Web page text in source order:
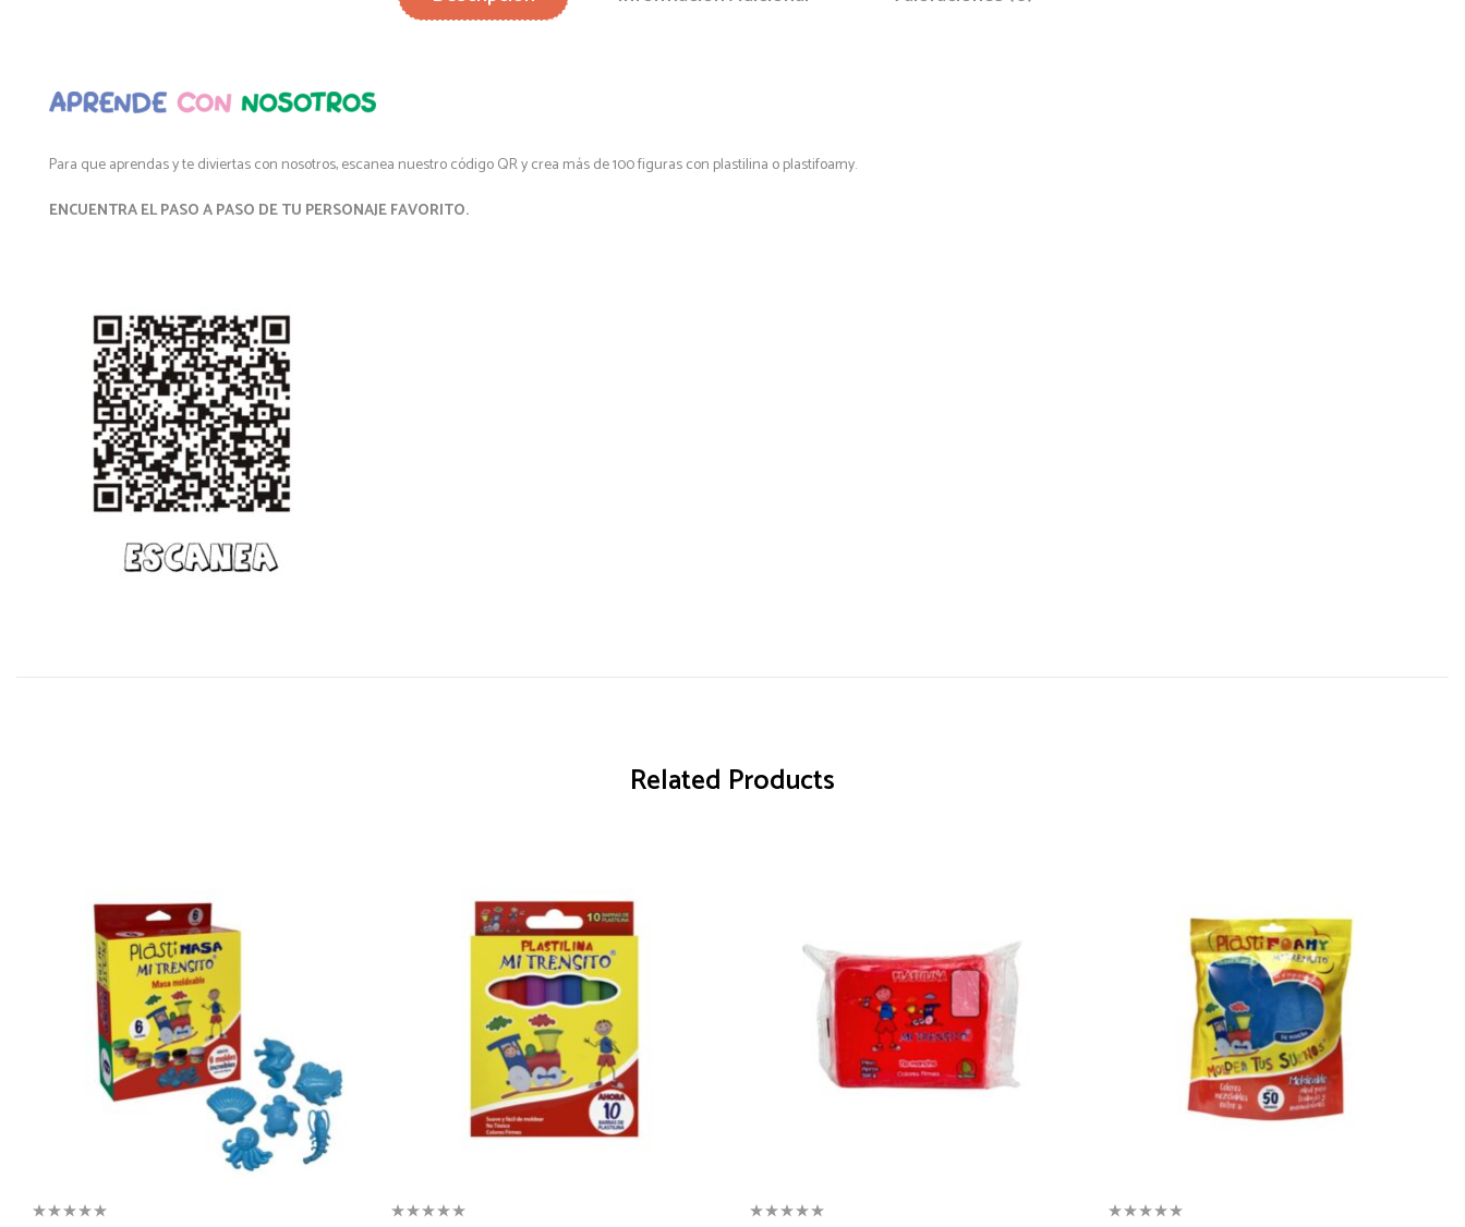
Para que aprendas y te diviertas con nosotros, escanea nuestro código QR y crea más de 100 figuras con plastilina o plastifoamy.
ENCUENTRA EL PASO A PASO DE TU PERSONAJE FAVORITO.
Related Products